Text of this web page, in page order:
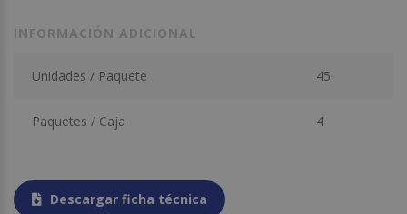
INFORMACIÓN ADICIONAL
Unidades / Paquete 45
Paquetes / Caja 4
Descargar ficha técnica